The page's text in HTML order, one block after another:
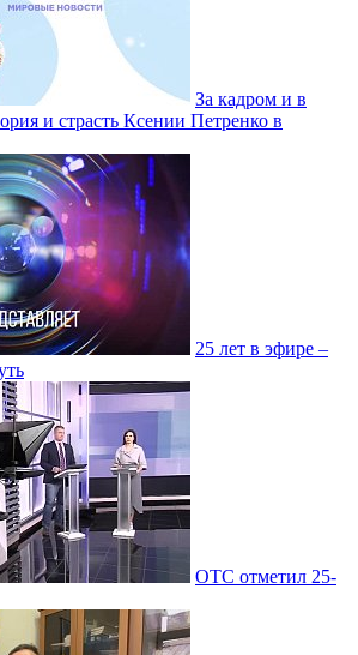
За кадром и в
и страсть Ксении Петренко в
25 лет в эфире –
ОТС отметил 25-